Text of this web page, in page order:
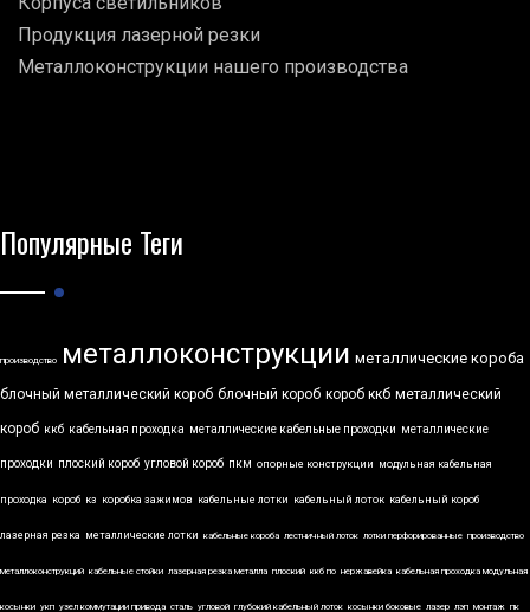
Продукция лазерной резки
Металлоконструкции нашего производства
Популярные Теги
производство металлоконструкции металлические короба
блочный металлический короб блочный короб короб ккб металлический
короб ккб кабельная проходка металлические кабельные проходки металлические
проходки плоский короб угловой короб пкм опорные конструкции модульная кабельная
проходка короб кз коробка зажимов кабельные лотки кабельный лоток кабельный короб
лазерная резка металлические лотки кабельные короба лестничный лоток лотки перфорированные производство
металлоконструкций кабельные стойки лазерная резка металла плоский ккб по нержавейка кабельная проходка модульная
косынки укп узел коммутации привода сталь угловой глубокий кабельный лоток косынки боковые лазер лэп монтаж пк